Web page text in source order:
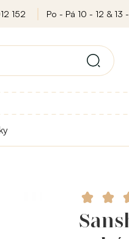
152 Po - Pá 10 - 12 & 13